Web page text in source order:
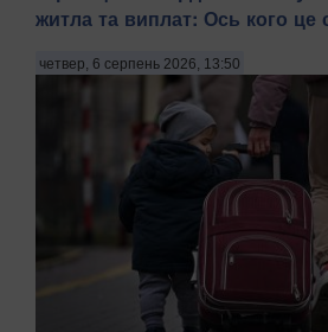
житла та виплат: Ось кого це
четвер, 6 серпень 2026, 13:50